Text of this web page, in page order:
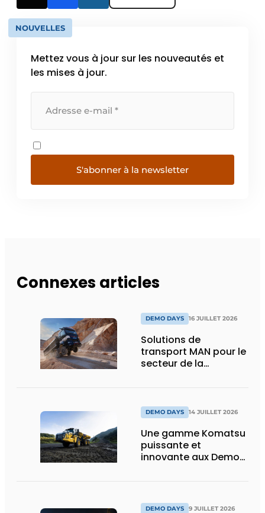
NOUVELLES
Mettez vous à jour sur les nouveautés et
les mises à jour.
S'abonner à la newsletter
Connexes articles
DEMO DAYS 16 JUILLET 2026
Solutions de
transport MAN pour le
secteur de la
DEMO DAYS 14 JUILLET 2026
Une gamme Komatsu
puissante et
innovante aux Demo
DEMO DAYS 9 JUILLET 2026